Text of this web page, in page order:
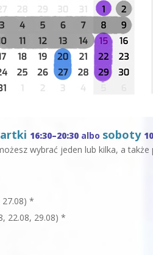
16:30–20:30albo soboty
wybrać jeden lub kilka, a także
27.08) *
22.08, 29.08) *